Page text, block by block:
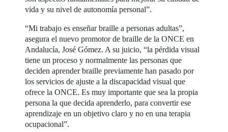
vida y su nivel de autonomía personal”.
“Mi trabajo es enseñar braille a personas adultas”,
asegura el nuevo promotor de braille de la ONCE en
Andalucía, José Gómez. A su juicio, “la pérdida visual
tiene un proceso y normalmente las personas que
deciden aprender braille previamente han pasado por
los servicios de ajuste a la discapacidad visual que
ofrece la ONCE. Es muy importante que sea la propia
persona la que decida aprenderlo, para convertir ese
aprendizaje en un objetivo claro y no en una terapia
ocupacional”.